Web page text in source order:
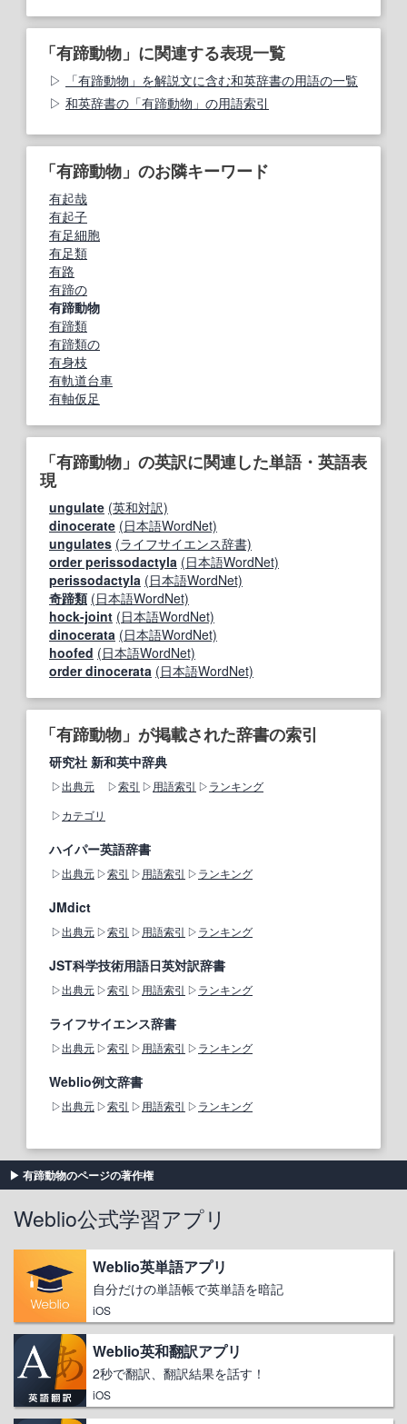
「有蹄動物」に関連する表現一覧
「有蹄動物」を解説文に含む和英辞書の用語の一覧
和英辞書の「有蹄動物」の用語索引
「有蹄動物」のお隣キーワード
有起哉
有起子
有足細胞
有足類
有路
有蹄の
有蹄動物
有蹄類
有蹄類の
有身枝
有軌道台車
有軸仮足
「有蹄動物」の英訳に関連した単語・英語表
現
ungulate (英和対訳)
dinocerate (日本語WordNet)
ungulates (ライフサイエンス辞書)
order perissodactyla (日本語WordNet)
perissodactyla (日本語WordNet)
奇蹄類 (日本語WordNet)
hock-joint (日本語WordNet)
dinocerata (日本語WordNet)
hoofed (日本語WordNet)
order dinocerata (日本語WordNet)
「有蹄動物」が掲載された辞書の索引
研究社 新和英中辞典
出典元 索引 用語索引
ランキング
カテゴリ
ハイパー英語辞書
出典元 索引 用語索引 ランキング
JMdict
出典元 索引 用語索引 ランキング
JST科学技術用語日英対訳辞書
出典元 索引 用語索引 ランキング
ライフサイエンス辞書
出典元 索引 用語索引 ランキング
Weblio例文辞書
出典元 索引 用語索引 ランキング
有蹄動物のページの著作権
Weblio公式学習アプリ
Weblio英単語アプリ
自分だけの単語帳で英単語を暗記
iOS
Weblio英和翻訳アプリ
2秒で翻訳、翻訳結果を話す！
iOS